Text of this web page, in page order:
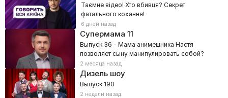
Таємне відео! Хто вбивця? Секрет
фатального кохання!
6 дней назад
Супермама 11
Выпуск 36 - Мама анимешника Настя
позволяет сыну манипулировать собой?
2 месяца назад
Дизель шоу
Выпуск 190
2 недели назад